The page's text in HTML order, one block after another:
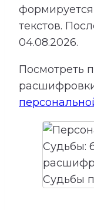
формируется
текстов.
04.08.2026.
Посмотреть